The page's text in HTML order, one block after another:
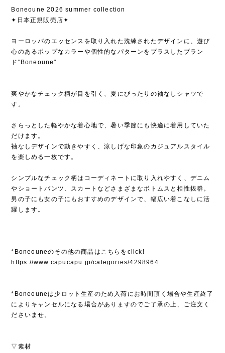
Boneoune 2026 summer collection
✦日本正規販売店✦
ヨーロッパのエッセンスを取り入れた洗練されたデザインに、遊び
心のあるポップなカラーや個性的なパターンをプラスしたブラン
ド"Boneoune"
爽やかなチェック柄が目を引く、夏にぴったりの袖なしシャツで
す。
さらっとした軽やかな着心地で、暑い季節にも快適に着用していた
だけます。
袖なしデザインで動きやすく、涼しげな印象のカジュアルスタイル
を楽しめる一枚です。
シンプルなチェック柄はコーディネートに取り入れやすく、デニム
やショートパンツ、スカートなどさまざまなボトムスと相性抜群。
男の子にも女の子にもおすすめのデザインで、幅広い着こなしに活
躍します。
*Boneouneのその他の商品はこちらをclick!
https://www.capucapu.jp/categories/4298964
*Boneouneは少ロット生産のため入荷にお時間頂く場合や生産終了
によりキャンセルになる場合がありますのでご了承の上、ご注文く
ださいませ。
▽素材